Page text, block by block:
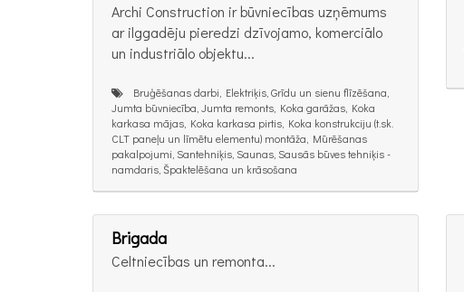
Archi Construction ir būvniecības uzņēmums
ar ilggadēju pieredzi dzīvojamo, komerciālo
un industriālo objektu...
Bruģēšanas darbi, Elektriķis, Grīdu un sienu flīzēšana,
Jumta būvniecība, Jumta remonts, Koka garāžas, Koka
karkasa mājas, Koka karkasa pirtis, Koka konstrukciju (t.sk.
CLT paneļu un līmētu elementu) montāža, Mūrēšanas
pakalpojumi, Santehniķis, Saunas, Sausās būves tehniķis -
namdaris, Špaktelēšana un krāsošana
Brigada
Celtniecības un remonta...